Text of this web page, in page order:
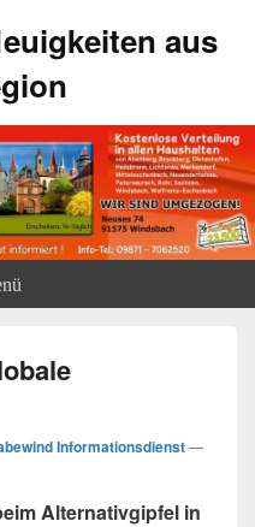
aus
Informationsdienst—
Alternativgipfel in